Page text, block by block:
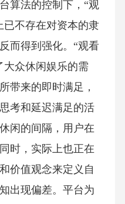
算法的控制下，“观
已不存在对资本的隶
而得到强化。“观看
大众休闲娱乐的需
带来的即时满足，
考和延迟满足的活
闲的间隔，用户在
时，实际上也正在
价值观念来定义自
出现偏差。平台为